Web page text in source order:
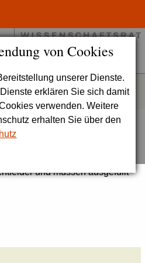
von Cookies
unserer Dienste.
erklären Sie sich damit
verwenden. Weitere
erhalten Sie über den
und müssen ausgefüllt